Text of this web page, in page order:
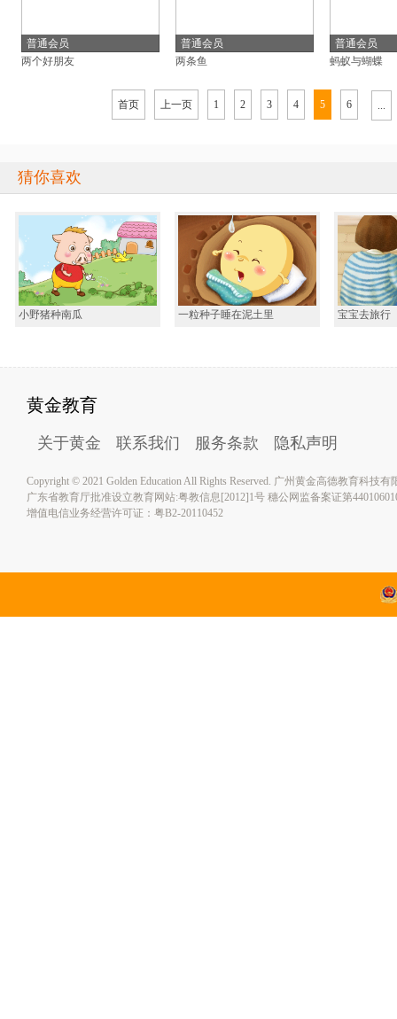
普通会员
两个好朋友
普通会员
两条鱼
普通会员
蚂蚁与蝴蝶
首页 上一页 1 2 3 4 5 6 ...
猜你喜欢
小野猪种南瓜 一粒种子睡在泥土里 宝宝去旅行
黄金教育
关于黄金 联系我们 服务条款 隐私声明
Copyright © 2021 Golden Education All Rights Reserved. 广州黄金高德教育科技有
广东省教育厅批准设立教育网站:粤教信息[2012]1号 穗公网监备案证第
增值电信业务经营许可证：粤B2-20110452